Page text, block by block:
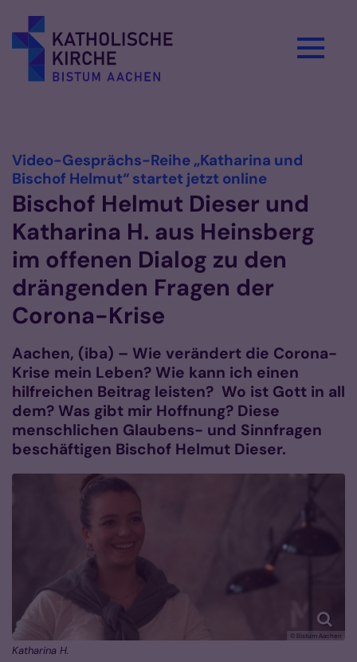
Video-Gesprächs-Reihe „Katharina und
Bischof Helmut“ startet jetzt online:
Bischof Helmut Dieser und
Katharina H. aus Heinsberg
im offenen Dialog zu den
drängenden Fragen der
Corona-Krise
Aachen, (iba) – Wie verändert die Corona-
Krise mein Leben? Wie kann ich einen
hilfreichen Beitrag leisten? Wo ist Gott in all
dem? Was gibt mir Hoffnung? Diese
menschlichen Glaubens- und Sinnfragen
beschäftigen Bischof Helmut Dieser.
© Bistum Aachen
Katharina H.